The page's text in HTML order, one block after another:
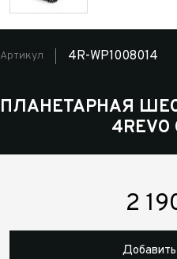
Артикул 4R-WP1008014
ПЛАНЕТАРНАЯ
2